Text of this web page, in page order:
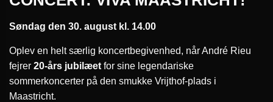
Søndag den 30. august kl. 14.00
Oplev en helt særlig koncertbegivenhed, når André Rieu
fejrer 20-års jubilæet for sine legendariske
sommerkoncerter på den smukke Vrijthof-plads i
Maastricht.